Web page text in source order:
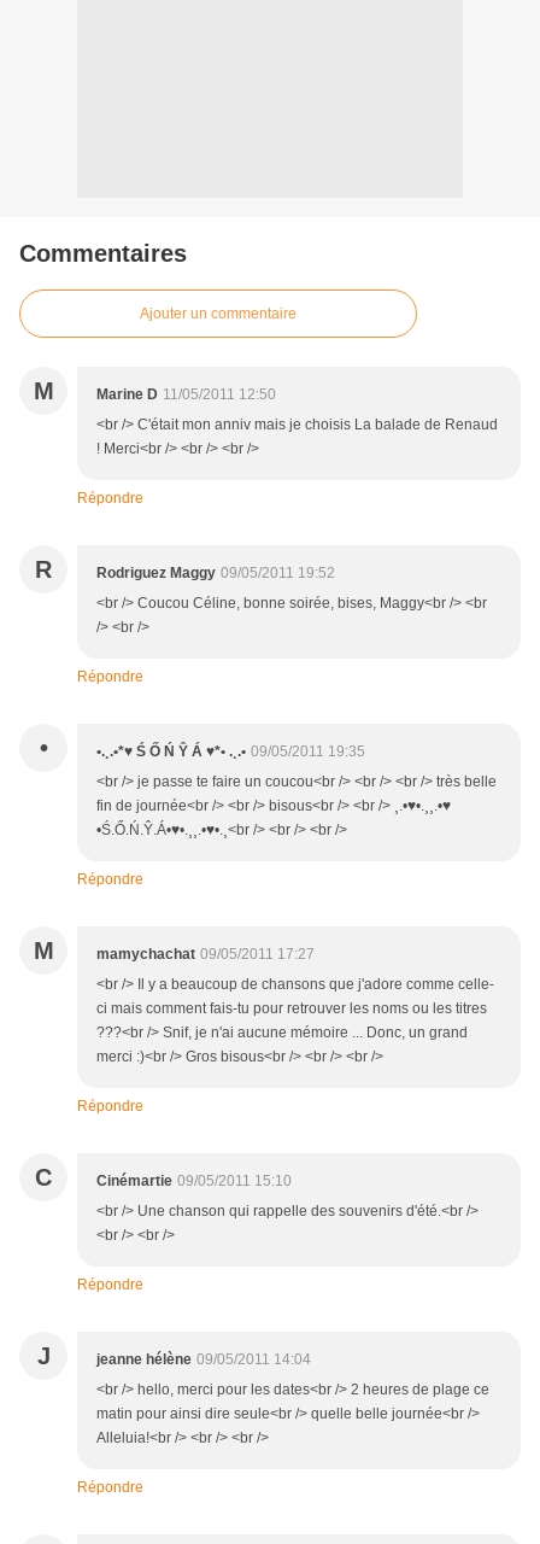
Commentaires
Ajouter un commentaire
M Marine D 11/05/2011 12:50
<br /> C'était mon anniv mais je choisis La balade de Renaud
! Merci<br /> <br /> <br />
Répondre
R Rodriguez Maggy 09/05/2011 19:52
<br /> Coucou Céline, bonne soirée, bises, Maggy<br /> <br
/> <br />
Répondre
• •.¸.•*♥ Ś Ő Ń Ŷ Á ♥*• .¸.• 09/05/2011 19:35
<br /> je passe te faire un coucou<br /> <br /> <br /> très belle
fin de journée<br /> <br /> bisous<br /> <br /> ¸.•♥•.¸¸.•♥
•Ś.Ő.Ń.Ŷ.Á•♥•.¸¸.•♥•.¸<br /> <br /> <br />
Répondre
M mamychachat 09/05/2011 17:27
<br /> Il y a beaucoup de chansons que j'adore comme celle-
ci mais comment fais-tu pour retrouver les noms ou les titres
???<br /> Snif, je n'ai aucune mémoire ... Donc, un grand
merci :)<br /> Gros bisous<br /> <br /> <br />
Répondre
C Cinémartie 09/05/2011 15:10
<br /> Une chanson qui rappelle des souvenirs d'été.<br />
<br /> <br />
Répondre
J jeanne hélène 09/05/2011 14:04
<br /> hello, merci pour les dates<br /> 2 heures de plage ce
matin pour ainsi dire seule<br /> quelle belle journée<br />
Alleluia!<br /> <br /> <br />
Répondre